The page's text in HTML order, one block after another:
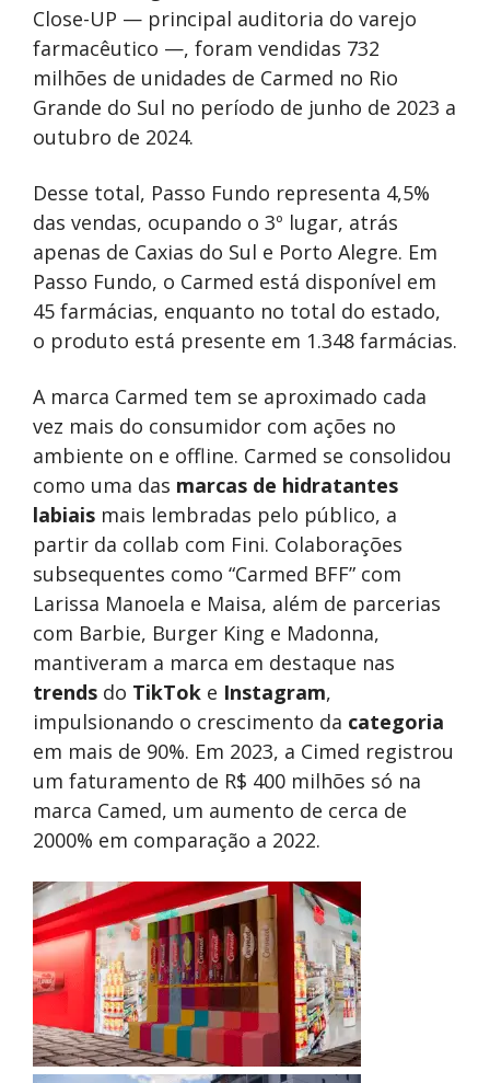
Close-UP — principal auditoria do varejo
farmacêutico —, foram vendidas 732
milhões de unidades de Carmed no Rio
Grande do Sul no período de junho de 2023 a
outubro de 2024.
Desse total, Passo Fundo representa 4,5%
das vendas, ocupando o 3º lugar, atrás
apenas de Caxias do Sul e Porto Alegre. Em
Passo Fundo, o Carmed está disponível em
45 farmácias, enquanto no total do estado,
o produto está presente em 1.348 farmácias.
A marca Carmed tem se aproximado cada
vez mais do consumidor com ações no
ambiente on e offline. Carmed se consolidou
como uma das marcas de hidratantes
labiais mais lembradas pelo público, a
partir da collab com Fini. Colaborações
subsequentes como “Carmed BFF” com
Larissa Manoela e Maisa, além de parcerias
com Barbie, Burger King e Madonna,
mantiveram a marca em destaque nas
trends do TikTok e Instagram,
impulsionando o crescimento da categoria
em mais de 90%. Em 2023, a Cimed registrou
um faturamento de R$ 400 milhões só na
marca Camed, um aumento de cerca de
2000% em comparação a 2022.